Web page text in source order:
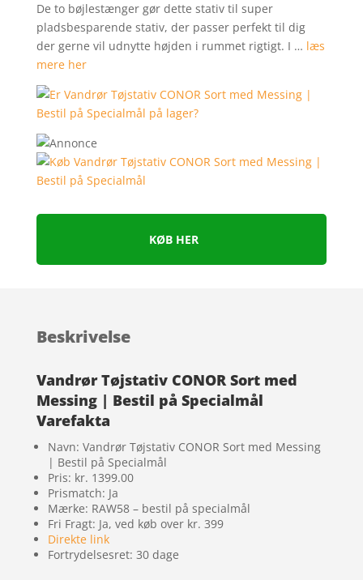
De to bøjlestænger gør dette stativ til super
pladsbesparende stativ, der passer perfekt til dig
der gerne vil udnytte højden i rummet rigtigt. I … læs
mere her
KØB HER
Beskrivelse
Vandrør Tøjstativ CONOR Sort med
Messing | Bestil på Specialmål
Varefakta
Navn: Vandrør Tøjstativ CONOR Sort med Messing
| Bestil på Specialmål
Pris: kr. 1399.00
Prismatch: Ja
Mærke: RAW58 – bestil på specialmål
Fri Fragt: Ja, ved køb over kr. 399
Direkte link
Fortrydelsesret: 30 dage